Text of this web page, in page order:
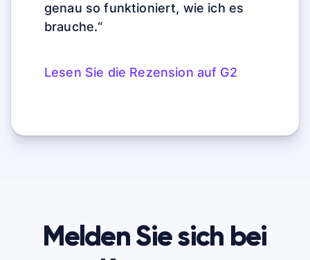
genau so funktioniert, wie ich es
brauche.“
Lesen Sie die Rezension auf G2
Melden Sie sich bei